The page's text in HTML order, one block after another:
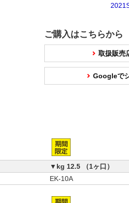
ご購入はこちらから
取扱販売
Googleで
▼kg 12.5 （1ヶ口）
EK-10A